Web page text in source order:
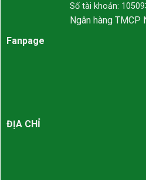
Số tài khoản:
Ngân hàng TMCP
Fanpage
ĐỊA CHỈ